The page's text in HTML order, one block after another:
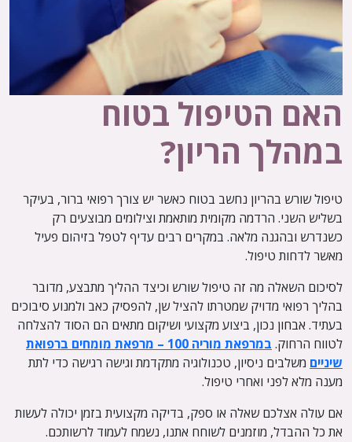
האם הטיפול בטוח
במהלך הריון?
טיפול שורש בהריון נחשב בטוח כאשר יש צורך רפואי ברור, בעיקר
בשליש השני. הרדמה מקומית מותאמת וצילומים מבוצעים רק
כשנדרש ובהגנה מלאה. במקרים רבים עדיף לטפל בזיהום פעיל
מאשר לדחות טיפול.
לסיכום השאלה מה זה טיפול שורש וכיצד ההליך מתבצע, מדובר
בהליך רפואי מדויק שמטרתו להציל שן, להפסיק כאב ולמנוע סיבוכים
בעתיד. אבחון נכון, ביצוע מקצועי ושיקום מתאים הם הסוד להצלחה
לטווח הרחוק.
במרפאת מוריה 100 – מרפאת מומחים ברפואת
שיניים משלבים ניסיון, טכנולוגיה מתקדמת וגישה רגישה כדי לתת
מענה מלא לפני ואחרי טיפול.
אם עולה אצלכם שאלה או ספק, בדיקה מקצועית בזמן יכולה לעשות
את כל ההבדל, מוזמנים לשוחח אתנו, נשמח לעמוד לרשותכם.